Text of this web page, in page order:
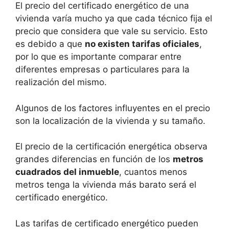
El precio del certificado energético de una
vivienda varía mucho ya que cada técnico fija el
precio que considera que vale su servicio. Esto
es debido a que no existen tarifas oficiales,
por lo que es importante comparar entre
diferentes empresas o particulares para la
realización del mismo.
Algunos de los factores influyentes en el precio
son la localización de la vivienda y su tamaño.
El precio de la certificación energética observa
grandes diferencias en función de los metros
cuadrados del inmueble, cuantos menos
metros tenga la vivienda más barato será el
certificado energético.
Las tarifas de certificado energético pueden